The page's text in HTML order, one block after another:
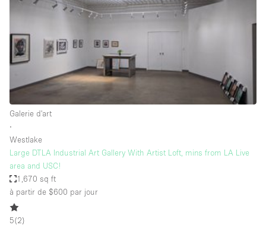
Exposition Véhicules
Jardin
Licence Alcool
Lumière du Jour
Mobilier
Plusieurs Pièces
Presentoir Vitrine
Galerie d'art
∙
Westlake
Large DTLA Industrial Art Gallery With Artist Loft, mins from LA Live
area and USC!
1,670 sq ft
à partir de $600 par jour
5(2)